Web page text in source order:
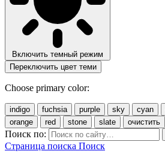
Включить темный режим
Переключить цвет теми
Choose primary color:
indigo fuchsia purple sky cyan
orange
red stone slate очистить
Поиск по:
Страница поиска Поиск